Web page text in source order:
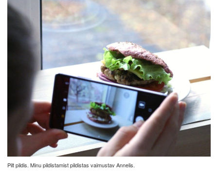
Pilt pildis. Minu pildistamist pildistas vaimustav Annelis.